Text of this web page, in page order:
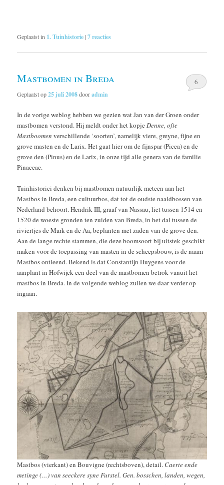
Geplaatst in 1. Tuinhistorie|7reacties
Mastbomen in Breda
Geplaatst op25 juli 2008dooradmin
6
In de vorige weblog hebben we gezien wat Jan van der Groen onder
mastbomen verstond. Hij meldt onder het kopjeDenne, ofte
Mastboomen verschillende ‘soorten’, namelijk viere, greyne, fijne en
grove masten en de Larix. Het gaat hier om de fijnspar (Picea) en de
grove den (Pinus) en de Larix, in onze tijd alle genera van de familie
Pinaceae.
Tuinhistorici denken bij mastbomen natuurlijk meteen aan het
Mastbos in Breda, een cultuurbos, dat tot de oudste naaldbossen van
Nederland behoort. Hendrik III, graaf van Nassau, liet tussen 1514 en
1520 de woeste gronden ten zuiden van Breda, in het dal tussen de
riviertjes de Mark en de Aa, beplanten met zaden van de grove den.
Aan de lange rechte stammen, die deze boomsoort bij uitstek geschikt
maken voor de toepassing van masten in de scheepsbouw, is de naam
Mastbos ontleend. Bekend is dat Constantijn Huygens voor de
aanplant in Hofwijck een deel van de mastbomen betrok vanuit het
mastbos in Breda. In de volgende weblog zullen we daar verder op
ingaan.
Mastbos (vierkant) en Bouvigne (rechtsboven), detail. Caerte ende
metinge (…) van seeckere syne Furstel. Gen. bosschen, landen, wegen,